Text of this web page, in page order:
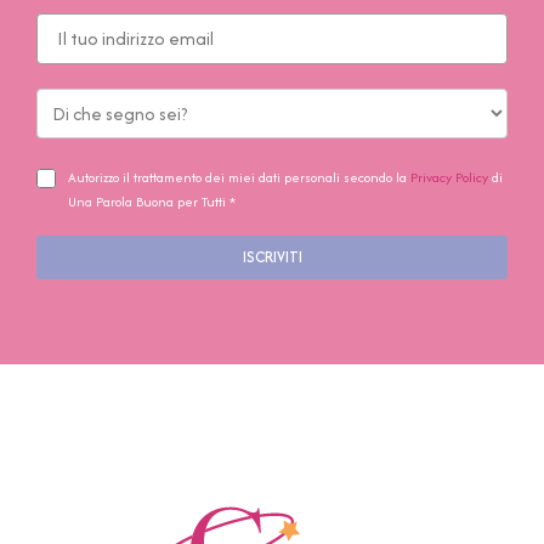
Autorizzo il trattamento dei miei dati personali secondo la Privacy Policydi
Una Parola Buona per Tutti *
ISCRIVITI